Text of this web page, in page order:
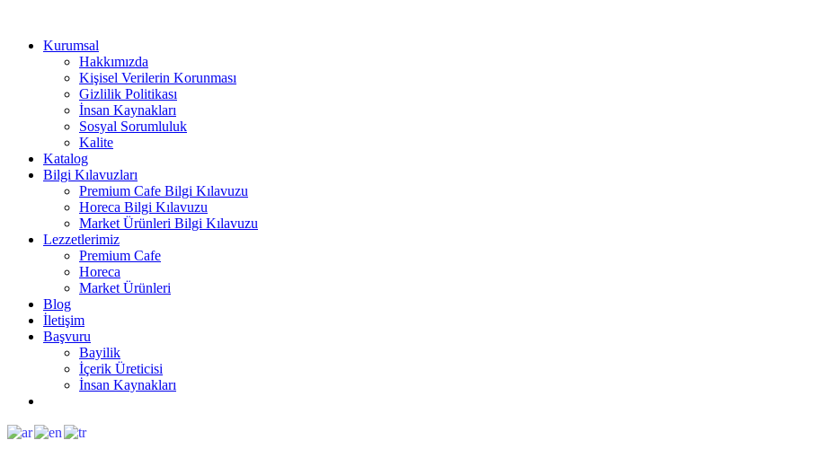
Kurumsal
Hakkımızda
Kişisel Verilerin Korunması
Gizlilik Politikası
İnsan Kaynakları
Sosyal Sorumluluk
Kalite
Katalog
Bilgi Kılavuzları
Premium Cafe Bilgi Kılavuzu
Horeca Bilgi Kılavuzu
Market Ürünleri Bilgi Kılavuzu
Lezzetlerimiz
Premium Cafe
Horeca
Market Ürünleri
Blog
İletişim
Başvuru
Bayilik
İçerik Üreticisi
İnsan Kaynakları